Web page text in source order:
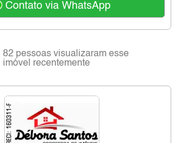
Contato via WhatsApp
82 pessoas visualizaram esse
imóvel recentemente